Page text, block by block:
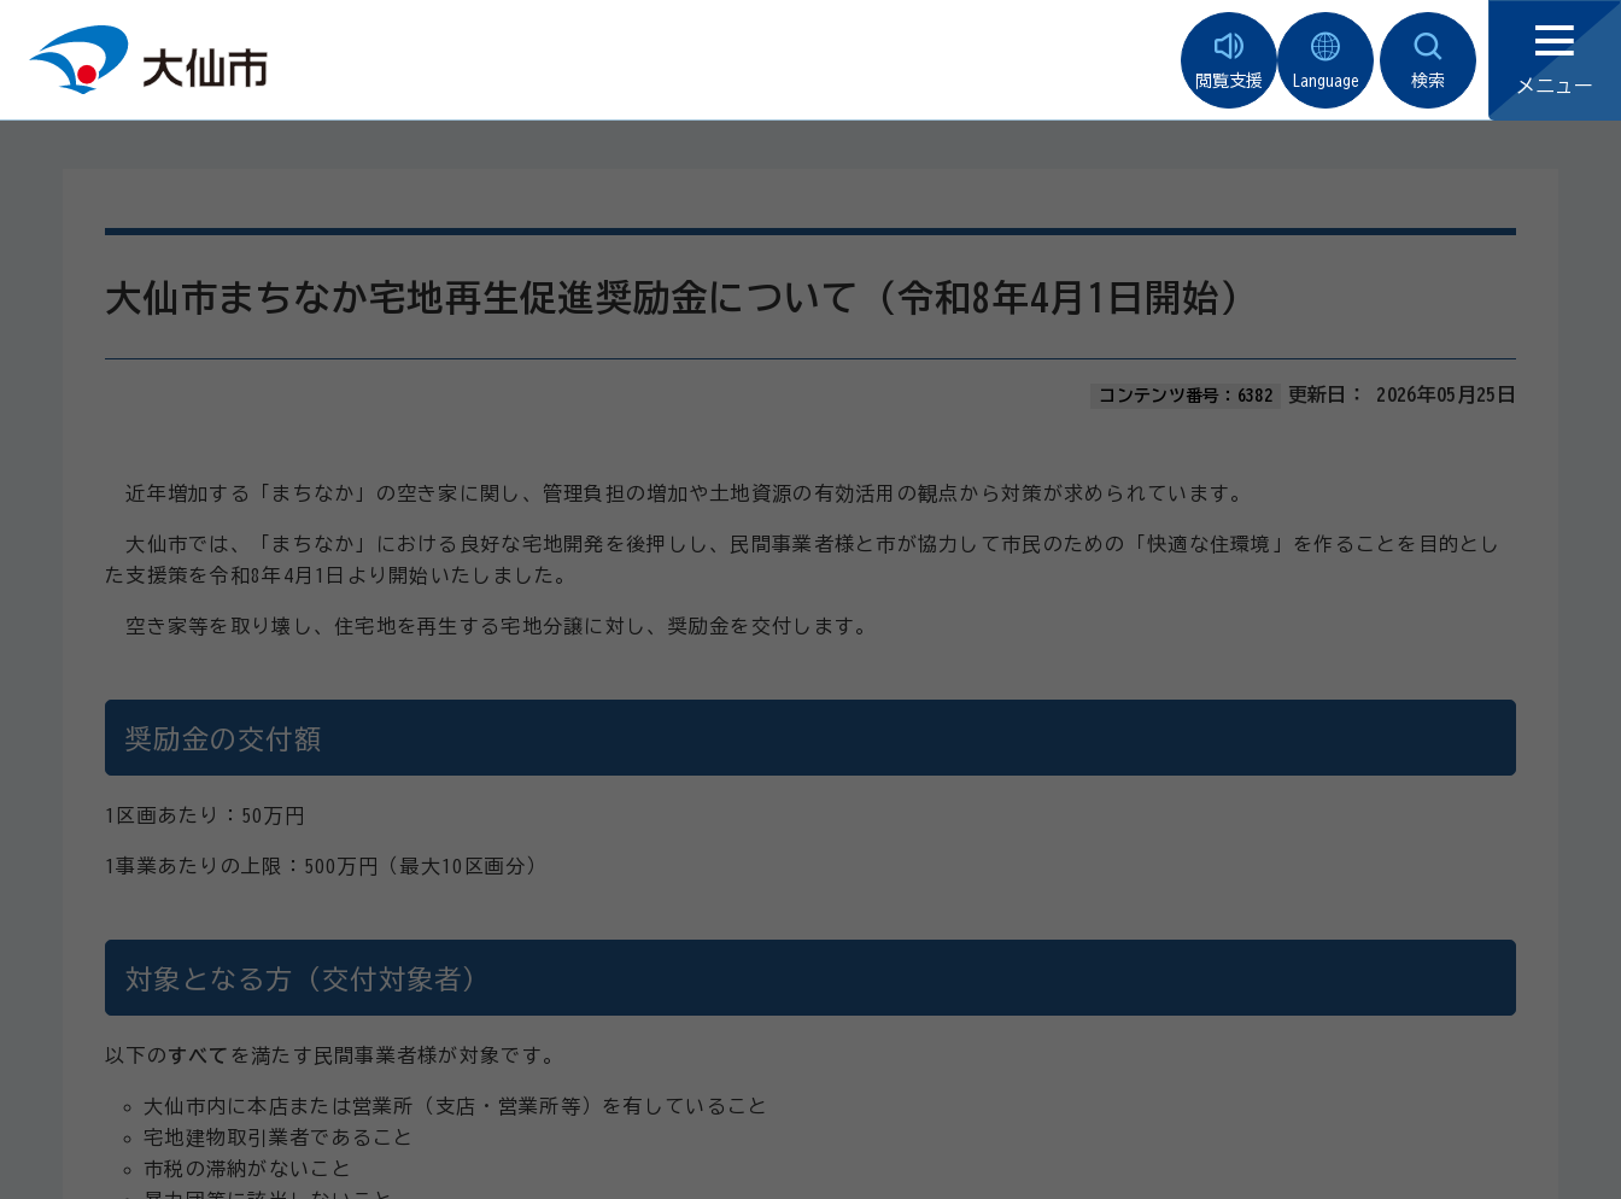
メニュー
検索
閲覧支援 Language
大仙市まちなか宅地再生促進奨励金について（令和8年4月1日開始）
コンテンツ番号：6382 更新日： 2026年05月25日
近年増加する「まちなか」の空き家に関し、管理負担の増加や土地資源の有効活用の観点から対策が求められています。
大仙市では、「まちなか」における良好な宅地開発を後押しし、民間事業者様と市が協力して市民のための「快適な住環境」を作ることを目的とし
た支援策を令和8年4月1日より開始いたしました。
空き家等を取り壊し、住宅地を再生する宅地分譲に対し、奨励金を交付します。
奨励金の交付額
1区画あたり：50万円
1事業あたりの上限：500万円（最大10区画分）
対象となる方（交付対象者）
以下のすべて を満たす民間事業者様が対象です。
大仙市内に本店または営業所（支店・営業所等）を有していること
宅地建物取引業者であること
市税の滞納がないこと